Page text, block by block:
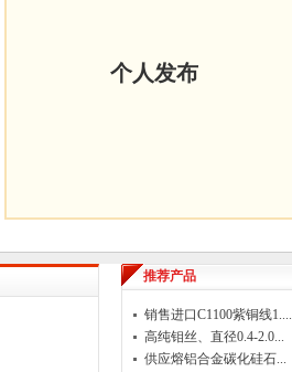
个人发布
推荐产品
销售进口C1100紫铜线1....
高纯钼丝、直径0.4-2.0...
供应熔铝合金碳化硅石...